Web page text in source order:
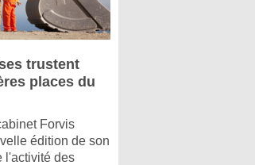
trustent
places du
Forvis
édition de son
l'activité des